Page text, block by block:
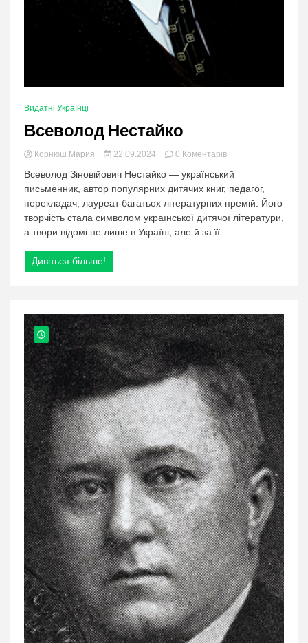
Видатні Українці
Всеволод Нестайко
Корнюш Мария 22.09.2024 0 Коментарівв
Всеволод
Нестайко
Всеволод Зіновійович Нестайко — український
письменник, автор популярних дитячих книг, педагог,
перекладач, лауреат багатьох літературних премій. Його
творчість стала символом української дитячої літератури,
а твори відомі не лише в Україні, але й за її...
Дивіться більше!